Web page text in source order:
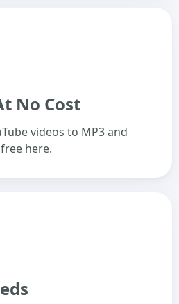
No Cost
videos to MP3 and
here.